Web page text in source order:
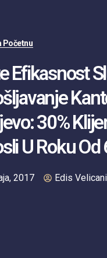
Početnu
Efikasnost
30%
U Roku
2017 Edis